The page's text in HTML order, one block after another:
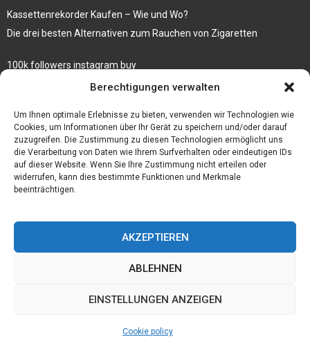
Berechtigungen verwalten
Um Ihnen optimale Erlebnisse zu bieten, verwenden wir Technologien wie
Cookies, um Informationen über Ihr Gerät zu speichern und/oder darauf
zuzugreifen. Die Zustimmung zu diesen Technologien ermöglicht uns
die Verarbeitung von Daten wie Ihrem Surfverhalten oder eindeutigen IDs
auf dieser Website. Wenn Sie Ihre Zustimmung nicht erteilen oder
widerrufen, kann dies bestimmte Funktionen und Merkmale
beeinträchtigen.
AKZEPTIEREN
ABLEHNEN
EINSTELLUNGEN ANZEIGEN
Cookie policy
Kassettenrekorder Kaufen – Wie und Wo?
Die drei besten Alternativen zum Rauchen von Zigaretten
100k followers instagram buy
Rezepte für gekochte Süßkartoffeln
Gönnen Sie sich bedruckte Fliesen mit einem eigenen Bild